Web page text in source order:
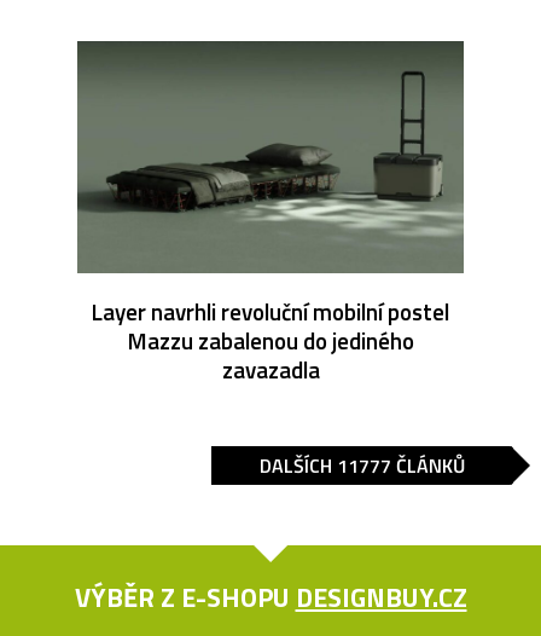
Layer navrhli revoluční mobilní postel
Mazzu zabalenou do jediného
zavazadla
DALŠÍCH 11777 ČLÁNKŮ
VÝBĚR Z E-SHOPU DESIGNBUY.CZ